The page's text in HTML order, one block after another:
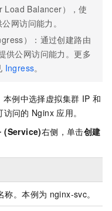
Load Balancer），使
网访问能力。
）：通过创建路由
供公网访问能力。更多
Ingress。
本例中选择虚拟集群 IP 和
访问的 Nginx 应用。
(Service)右侧，单击创建
称。本例为 nginx-svc。